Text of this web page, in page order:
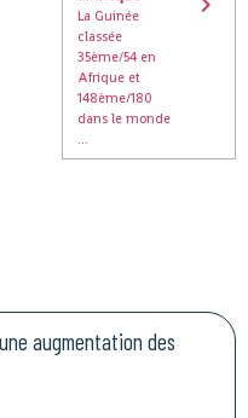
La Guinée
classée
35ème/54 en
Afrique et
148ème/180
dans le monde
augmentation des